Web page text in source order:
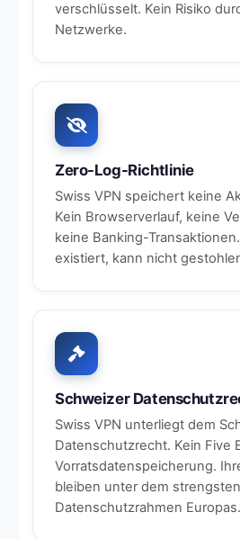
verschlüsselt. Kein Risiko
Netzwerke.
Zero-Log-Richtlinie
Swiss VPN speichert keine
Kein Browserverlauf, keine
keine Banking-
existiert, kann nicht
Schweizer
Swiss VPN unterliegt dem
Datenschutzrecht. Kein Five
Vorratsdatenspeicherung.
bleiben unter dem strengsten
Datenschutzrahmen Europas.